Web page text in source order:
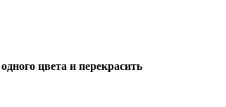
цвета и перекрасить